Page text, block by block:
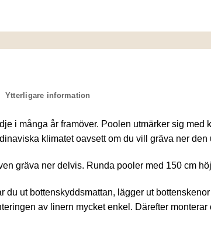
Ytterligare information
i många år framöver. Poolen utmärker sig
klimatet oavsett om du vill gräva ner den
gräva ner delvis. Runda pooler med 150 cm
du ut bottenskyddsmattan, lägger ut
av linern mycket enkel. Därefter